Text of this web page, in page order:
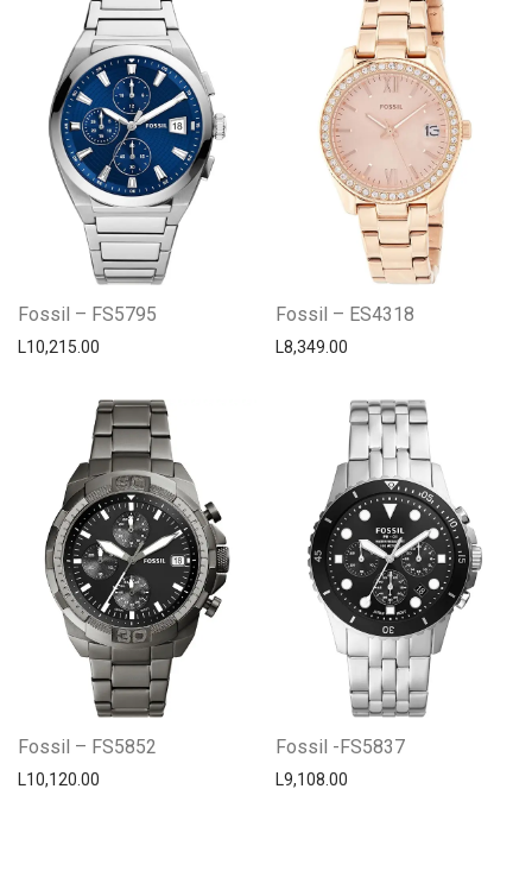
Fossil – FS5795
L10,215.00
Fossil – ES4318
L8,349.00
Fossil – FS5852
L10,120.00
Fossil -FS5837
L9,108.00